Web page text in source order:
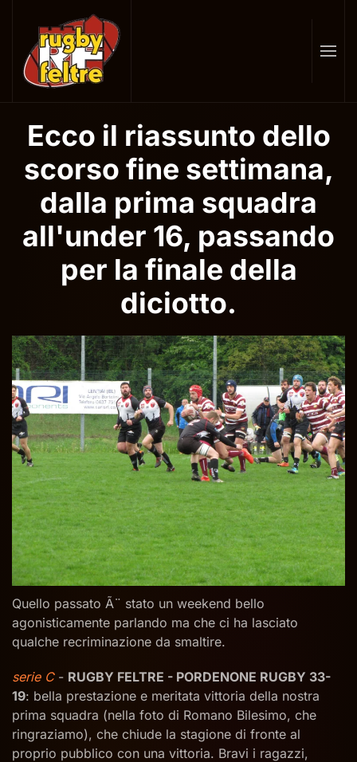
Skip
to
main
Ecco il riassunto dello
scorso fine settimana,
dalla prima squadra
all'under 16, passando
per la finale della
diciotto.
Quello passato Ã¨ stato un weekend bello
agonisticamente parlando ma che ci ha lasciato
qualche recriminazione da smaltire.
serie C- RUGBY FELTRE - PORDENONE RUGBY 33-
19: bella prestazione e meritata vittoria della nostra
prima squadra (nella foto di Romano Bilesimo, che
ringraziamo), che chiude la stagione di fronte al
proprio pubblico con una vittoria. Bravi i ragazzi,